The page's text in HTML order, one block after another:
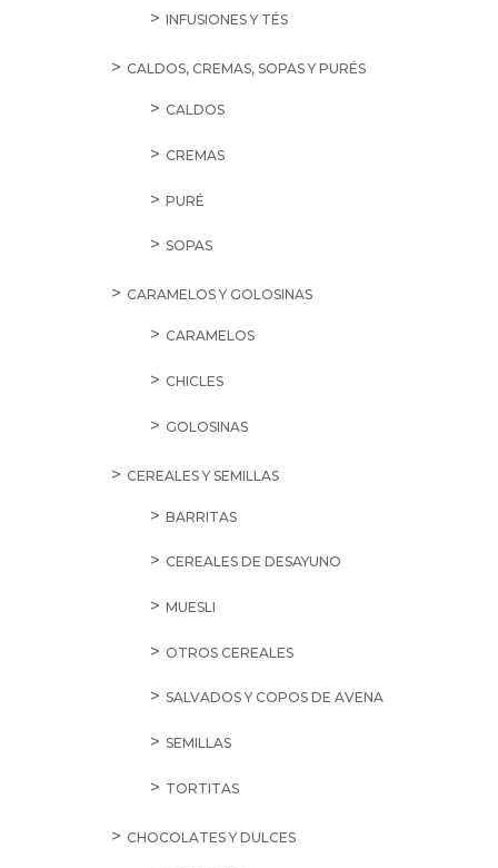
INFUSIONES Y TÉS
CALDOS, CREMAS, SOPAS Y PURÉS
CALDOS
CREMAS
PURÉ
SOPAS
CARAMELOS Y GOLOSINAS
CARAMELOS
CHICLES
GOLOSINAS
CEREALES Y SEMILLAS
BARRITAS
CEREALES DE DESAYUNO
MUESLI
OTROS CEREALES
SALVADOS Y COPOS DE AVENA
SEMILLAS
TORTITAS
CHOCOLATES Y DULCES